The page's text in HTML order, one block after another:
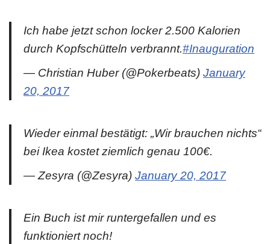
Ich habe jetzt schon locker 2.500 Kalorien
durch Kopfschütteln verbrannt.#Inauguration
— Christian Huber (@Pokerbeats) January
20, 2017
Wieder einmal bestätigt: „Wir brauchen nichts“
bei Ikea kostet ziemlich genau 100€.
— Zesyra (@Zesyra) January 20, 2017
Ein Buch ist mir runtergefallen und es
funktioniert noch!